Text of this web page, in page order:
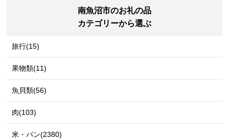
南魚沼市のお礼の品
カテゴリーから選ぶ
旅行(15)
果物類(11)
魚貝類(56)
肉(103)
米・パン(2380)